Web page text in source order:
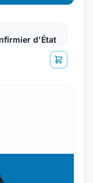
d'État